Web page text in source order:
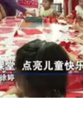
婷婷在世
的高质量发